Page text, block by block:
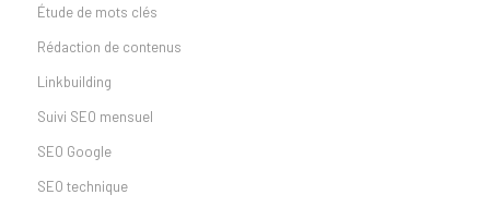
Étude de mots clés
Rédaction de contenus
Linkbuilding
Suivi SEO mensuel
SEO Google
SEO technique